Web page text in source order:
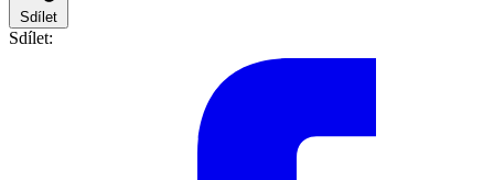
Sdílet
Sdílet: